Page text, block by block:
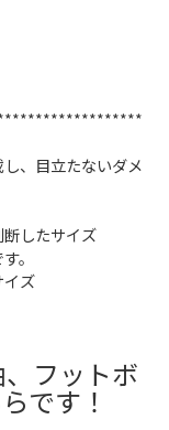
、目立たないダメ
したサイズ
。
ズ
フットボ
です！